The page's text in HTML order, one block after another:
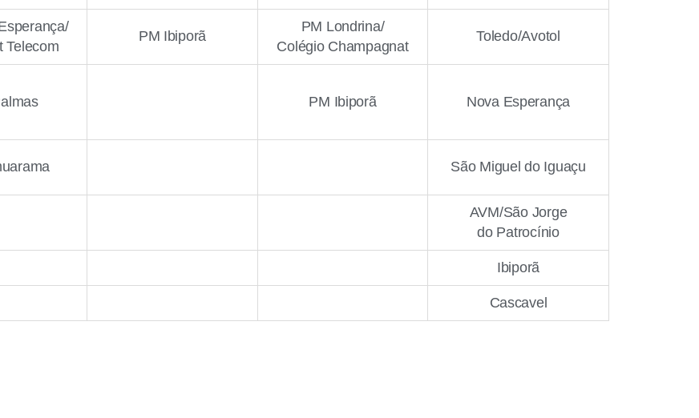
Telecom
PM Ibiporã
PM Londrina/
Colégio Champagnat
Toledo/Avotol
PM Ibiporã Nova Esperança
São Miguel do Iguaçu
AVM/São Jorge
do Patrocínio
Ibiporã
Cascavel